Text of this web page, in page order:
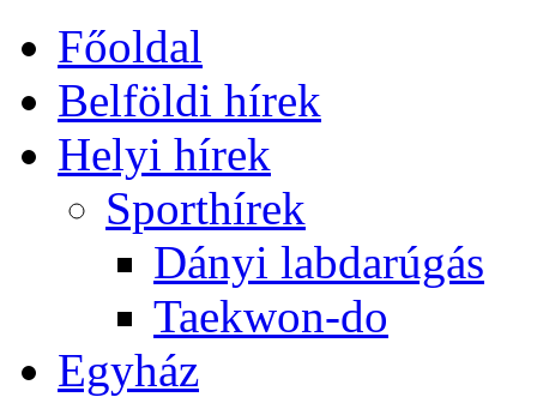
Főoldal
Belföldi hírek
Helyi hírek
Sporthírek
Dányi labdarúgás
Taekwon-do
Egyház